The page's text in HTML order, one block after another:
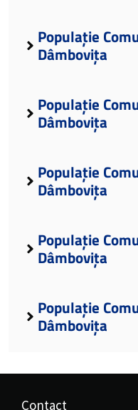
Populație
Dâmbovița
Populație
Dâmbovița
Populație
Dâmbovița
Populație
Dâmbovița
Populație
Dâmbovița
Contact